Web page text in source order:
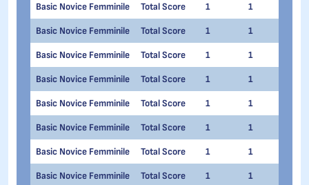
Basic Novice Femminile Total Score 1 1
Basic Novice Femminile Total Score 1 1
Basic Novice Femminile Total Score 1 1
Basic Novice Femminile Total Score 1 1
Basic Novice Femminile Total Score 1 1
Basic Novice Femminile Total Score 1 1
Basic Novice Femminile Total Score 1 1
Basic Novice Femminile Total Score 1 1